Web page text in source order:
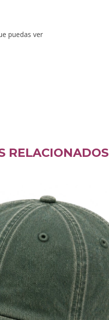
puedas ver
RELACIONADOS